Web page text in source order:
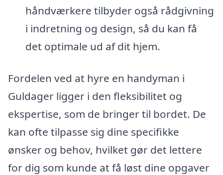
håndværkere tilbyder også rådgivning
i indretning og design, så du kan få
det optimale ud af dit hjem.
Fordelen ved at hyre en handyman i
Guldager ligger i den fleksibilitet og
ekspertise, som de bringer til bordet. De
kan ofte tilpasse sig dine specifikke
ønsker og behov, hvilket gør det lettere
for dig som kunde at få løst dine opgaver